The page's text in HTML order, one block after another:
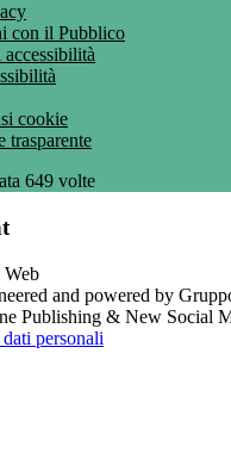
con il Pubblico
cookie
trasparente
649 volte
and powered by
Publishing & New Social
personali